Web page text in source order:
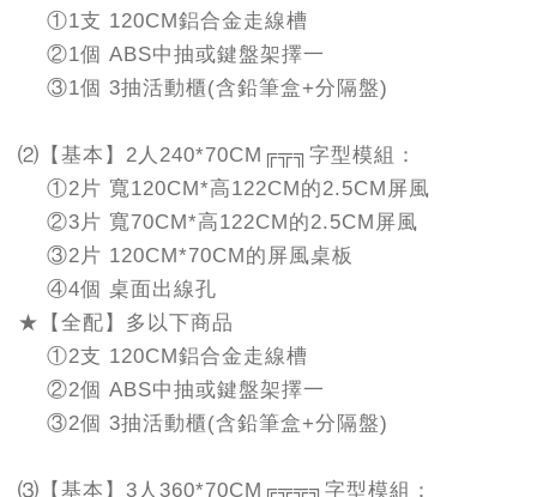
①1支 120CM鋁合金走線槽
②1個 ABS中抽或鍵盤架擇一
③1個 3抽活動櫃(含鉛筆盒+分隔盤)
⑵【基本】2人240*70CM╔╦╗字型模組：
①2片 寬120CM*高122CM的2.5CM屏風
②3片 寬70CM*高122CM的2.5CM屏風
③2片 120CM*70CM的屏風桌板
④4個 桌面出線孔
★【全配】多以下商品
①2支 120CM鋁合金走線槽
②2個 ABS中抽或鍵盤架擇一
③2個 3抽活動櫃(含鉛筆盒+分隔盤)
⑶【基本】3人360*70CM╔╦╦╗字型模組：